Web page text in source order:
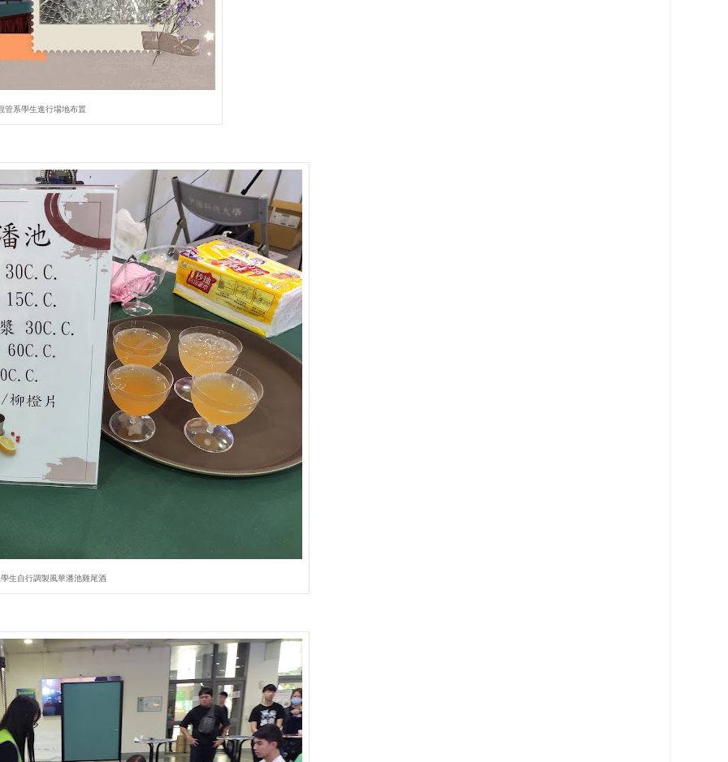
管系學生進行場地布置
生自行調製風華潘池雞尾酒